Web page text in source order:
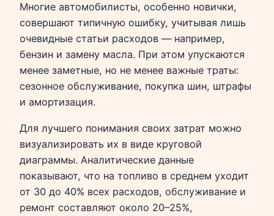
Многие автомобилисты, особенно новички,
совершают типичную ошибку, учитывая лишь
очевидные статьи расходов — например,
бензин и замену масла. При этом упускаются
менее заметные, но не менее важные траты:
сезонное обслуживание, покупка шин, штрафы
и амортизация.
Для лучшего понимания своих затрат можно
визуализировать их в виде круговой
диаграммы. Аналитические данные
показывают, что на топливо в среднем уходит
от 30 до 40% всех расходов, обслуживание и
ремонт составляют около 20–25%,